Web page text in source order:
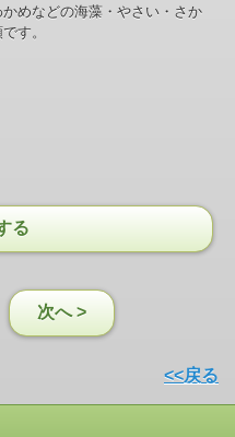
めなどの海藻・やさい・さか
す。
る
次へ >
<<戻る